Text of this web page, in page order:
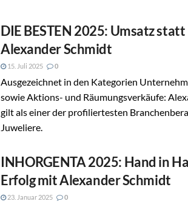
DIE BESTEN 2025: Umsatz
Alexander Schmidt
15. Juli 2025 0
Ausgezeichnet in den Kategorien
sowie Aktions- und Räumungsverkäufe:
gilt als einer der profiliertesten
Juweliere.
INHORGENTA 2025: Hand in
Erfolg mit Alexander Schmidt
23. Januar 2025 0